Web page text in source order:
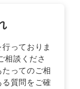
っておりま
相談くださ
ってのご相
質問をご確